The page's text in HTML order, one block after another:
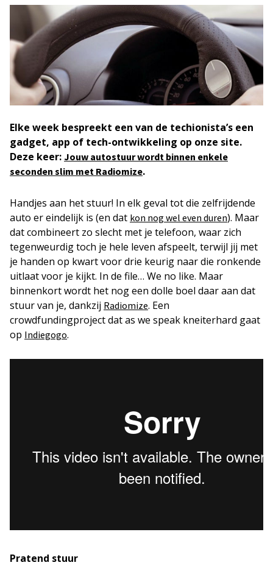
Elke week bespreekt een van de techionista’s een
gadget, app of tech-ontwikkeling op onze site.
Deze keer: Jouw autostuur wordt binnen enkele
seconden slim met Radiomize.
Handjes aan het stuur! In elk geval tot die zelfrijdende
auto er eindelijk is (en dat kon nog wel even duren). Maar
dat combineert zo slecht met je telefoon, waar zich
tegenweurdig toch je hele leven afspeelt, terwijl jij met
je handen op kwart voor drie keurig naar die ronkende
uitlaat voor je kijkt. In de file… We no like. Maar
binnenkort wordt het nog een dolle boel daar aan dat
stuur van je, dankzij Radiomize. Een
crowdfundingproject dat as we speak kneiterhard gaat
op Indiegogo.
Pratend stuur